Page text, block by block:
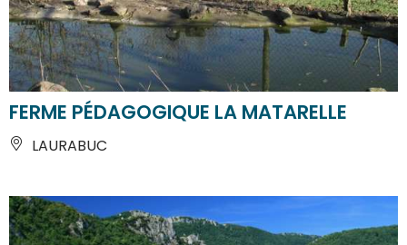
FERME PÉDAGOGIQUE LA MATARELLE
LAURABUC